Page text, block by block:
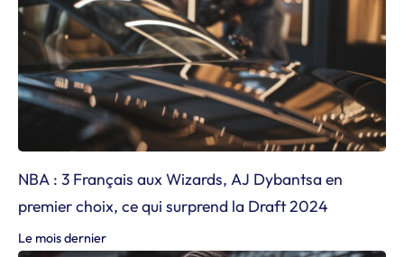
NBA : 3 Français aux Wizards, AJ Dybantsa en
premier choix, ce qui surprend la Draft 2024
Le mois dernier